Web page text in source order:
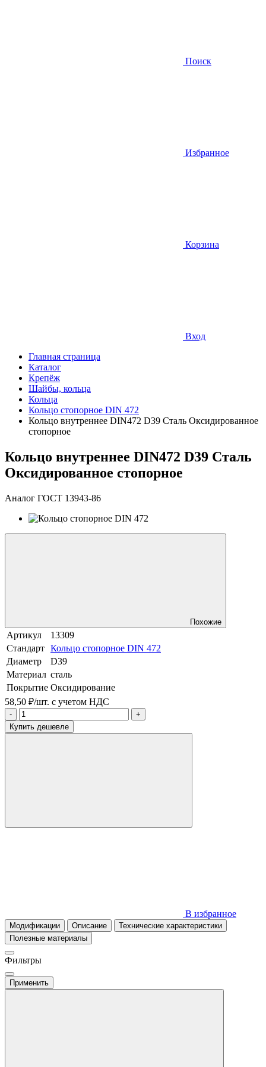
Поиск
Избранное
Корзина
Вход
Главная страница
Каталог
Крепёж
Шайбы, кольца
Кольца
Кольцо стопорное DIN 472
Кольцо внутреннее DIN472 D39 Сталь Оксидированное
стопорное
Кольцо внутреннее DIN472 D39 Сталь
Оксидированное стопорное
Аналог ГОСТ 13943-86
Похожие
Артикул
13309
Стандарт Кольцо стопорное DIN 472
Диаметр
D39
Материал сталь
Покрытие Оксидирование
58,50 ₽/шт. с учетом НДС
-
+
Купить дешевле
В избранное
Модификации Описание
Технические характеристики
Полезные материалы
Фильтры
Применить